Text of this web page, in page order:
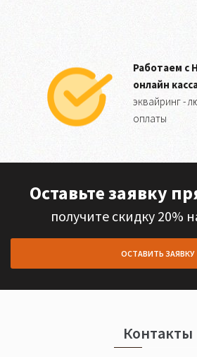
Работаем с
онлайн
эквайринг -
оплаты
Оставьте заявку
получите скидку 20%
ОСТАВИТЬ ЗАЯВКУ
Контакты